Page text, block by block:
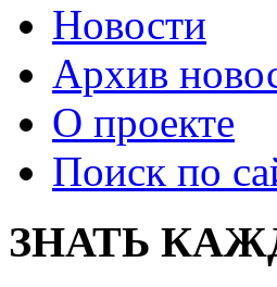
Новости
Архив
О проекте
Поиск по
ЗНАТЬ